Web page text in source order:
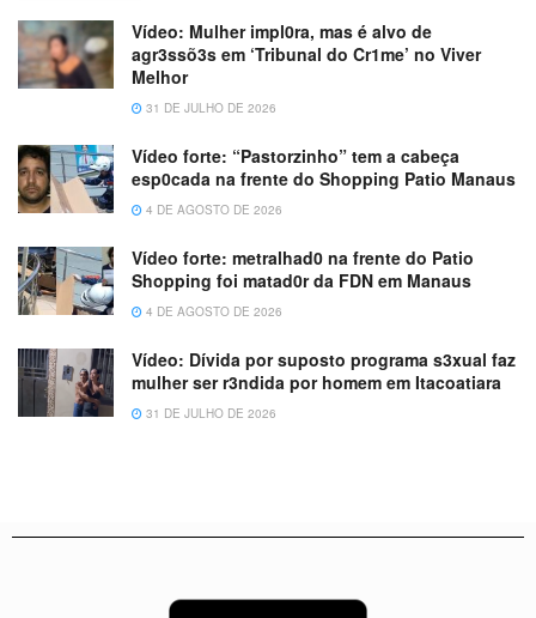
Vídeo: Mulher impl0ra, mas é alvo de
agr3ssõ3s em ‘Tribunal do Cr1me’ no Viver
Melhor
31 DE JULHO DE 2026
Vídeo forte: “Pastorzinho” tem a cabeça
esp0cada na frente do Shopping Patio Manaus
4 DE AGOSTO DE 2026
Vídeo forte: metralhad0 na frente do Patio
Shopping foi matad0r da FDN em Manaus
4 DE AGOSTO DE 2026
Vídeo: Dívida por suposto programa s3xual faz
mulher ser r3ndida por homem em Itacoatiara
31 DE JULHO DE 2026